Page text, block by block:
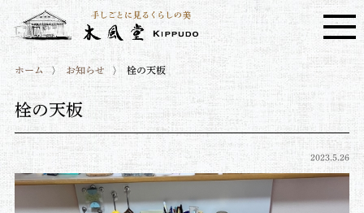
ホーム お知らせ 栓の天板
栓の天板
2023.5.26